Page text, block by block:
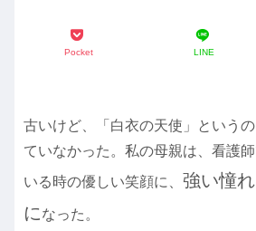
Pocket LINE
古いけど、「白衣の天使」という
ていなかった。私の母親は、看護
いる時の優しい笑顔に、 強い憧
に なった。